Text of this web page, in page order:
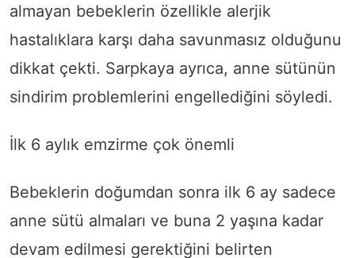
almayan bebeklerin özellikle alerjik
hastalıklara karşı daha savunmasız olduğunu
dikkat çekti. Sarpkaya ayrıca, anne sütünün
sindirim problemlerini engellediğini söyledi.
İlk 6 aylık emzirme çok önemli
Bebeklerin doğumdan sonra ilk 6 ay sadece
anne sütü almaları ve buna 2 yaşına kadar
devam edilmesi gerektiğini belirten